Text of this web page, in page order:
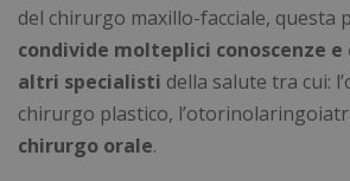
del chirurgo maxillo-facciale, questa
condivide molteplici conoscenze e
altri specialisti della salute tra cui:
chirurgo plastico,
chirurgo orale.